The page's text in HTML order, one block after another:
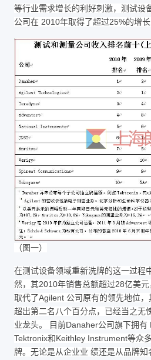
等行业需求增长的利好刺激，测试设
公司在 2010年取得了超过25%的增长
（图一）
在测试设备领域重新洗牌的这一过程
然，其2010年销售总额超过28亿美
取代了Agilent 公司原有的领先地位
超出第二名八个百分点，已经当之无
业龙头。 目前Danaher公司旗下拥有
Tektronix和Keithley Instrument等众
牌。无论是从企业业 绩还是从品牌